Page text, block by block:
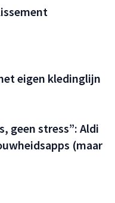
eigen kledinglijn
geen stress”: Aldi
(maar